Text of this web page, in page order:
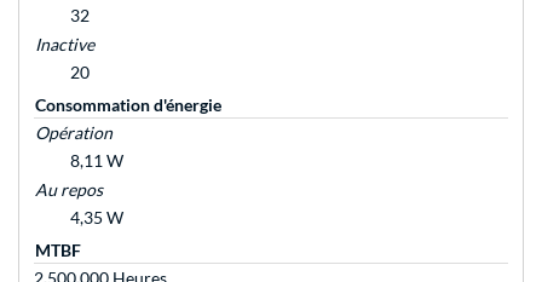
32
Inactive
20
Consommation d'énergie
Opération
8,11 W
Au repos
4,35 W
MTBF
2.500.000 Heures